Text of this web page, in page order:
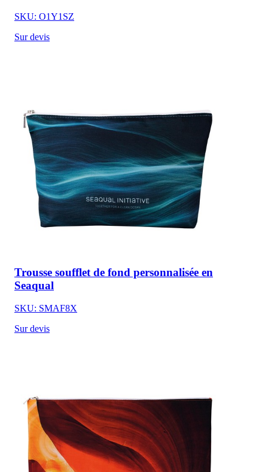
SKU: O1Y1SZ
Sur devis
Trousse soufflet de fond personnalisée en
Seaqual
SKU: SMAF8X
Sur devis